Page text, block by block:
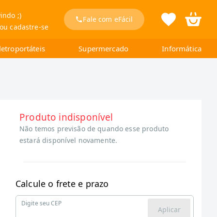
;)
cadastre-se
Fale com eFácil
Supermercado Informática
Produto indisponível
Não temos previsão de quando esse produto
estará disponível novamente.
Calcule o frete e prazo
Digite seu CEP
Aplicar